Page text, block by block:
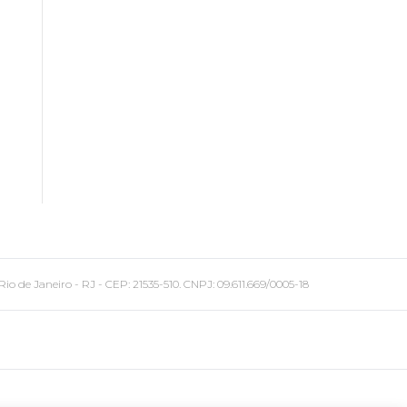
Janeiro - RJ - CEP: 21535-510. CNPJ: 09.611.669/0005-18